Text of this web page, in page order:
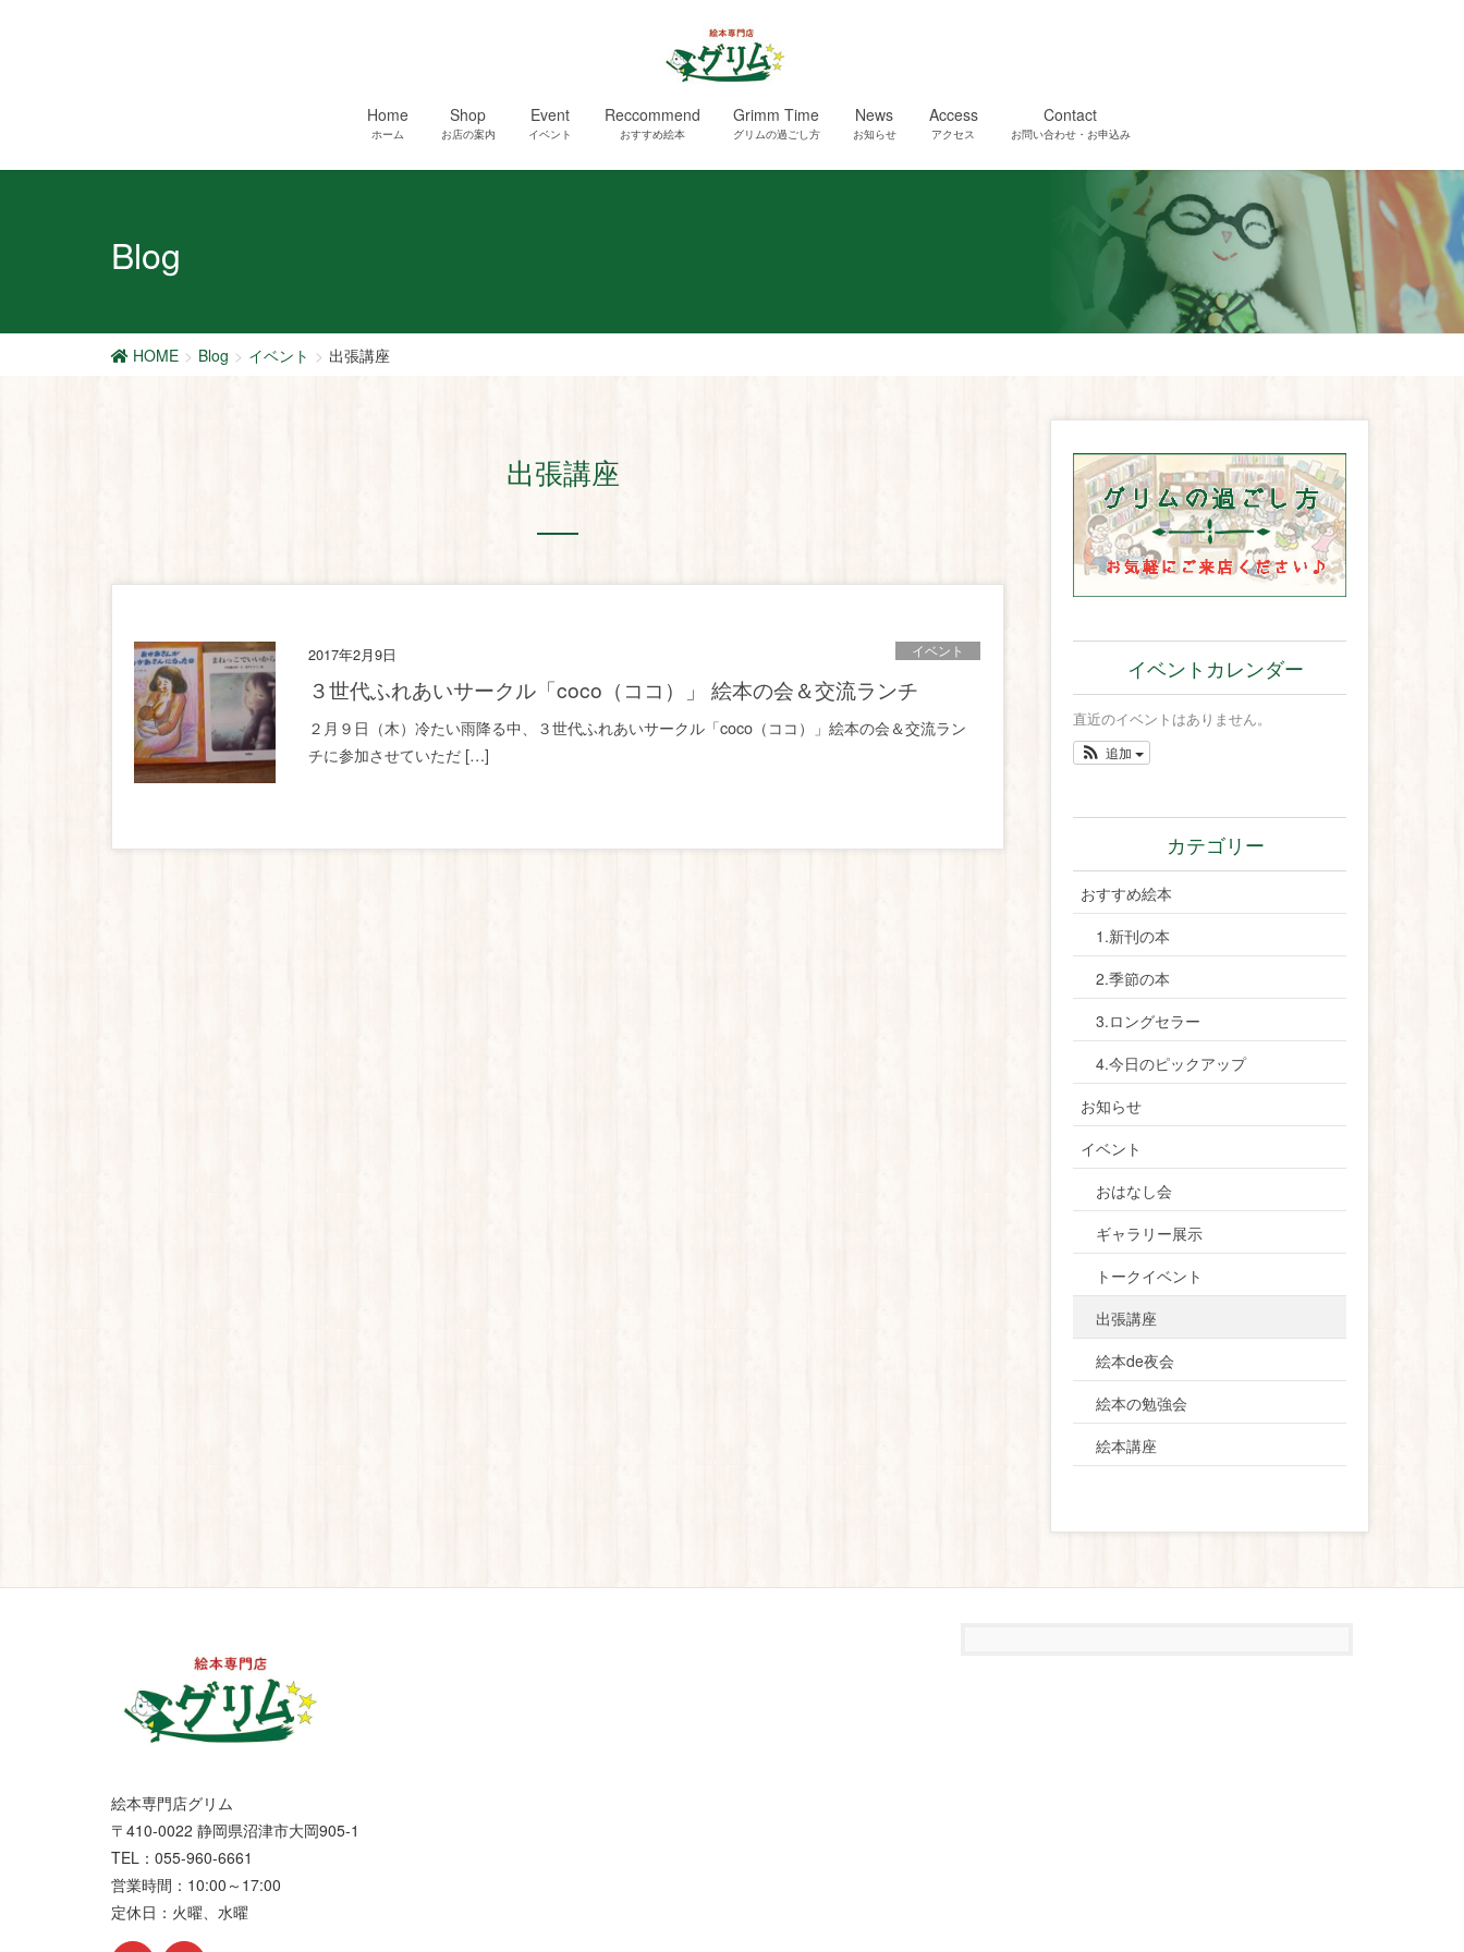
Home
ホーム
Shop
お店の案内
Event
イベント
Reccommend
おすすめ絵本
Grimm Time
グリムの過ごし方
News
お知らせ
Access
アクセス
Contact
お問い合わせ・お申込み
Blog
HOME Blog イベント 出張講座
出張講座
2017年2月9日 イベント
３世代ふれあいサークル「coco（ココ）」 絵本の会＆交流ランチ
２月９日（木）冷たい雨降る中、３世代ふれあいサークル「coco（ココ）」絵本の会＆交流ラン
チに参加させていただ […]
イベントカレンダー
直近のイベントはありません。
追加
カテゴリー
おすすめ絵本
1.新刊の本
2.季節の本
3.ロングセラー
4.今日のピックアップ
お知らせ
イベント
おはなし会
ギャラリー展示
トークイベント
出張講座
絵本de夜会
絵本の勉強会
絵本講座
絵本専門店グリム
〒410-0022 静岡県沼津市大岡905-1
TEL：055-960-6661
営業時間：10:00～17:00
定休日：火曜、水曜